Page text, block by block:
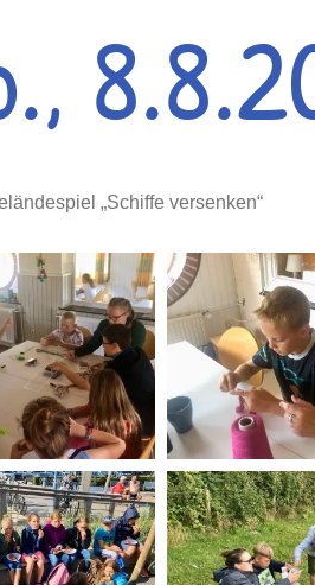
„Schiffe versenken“